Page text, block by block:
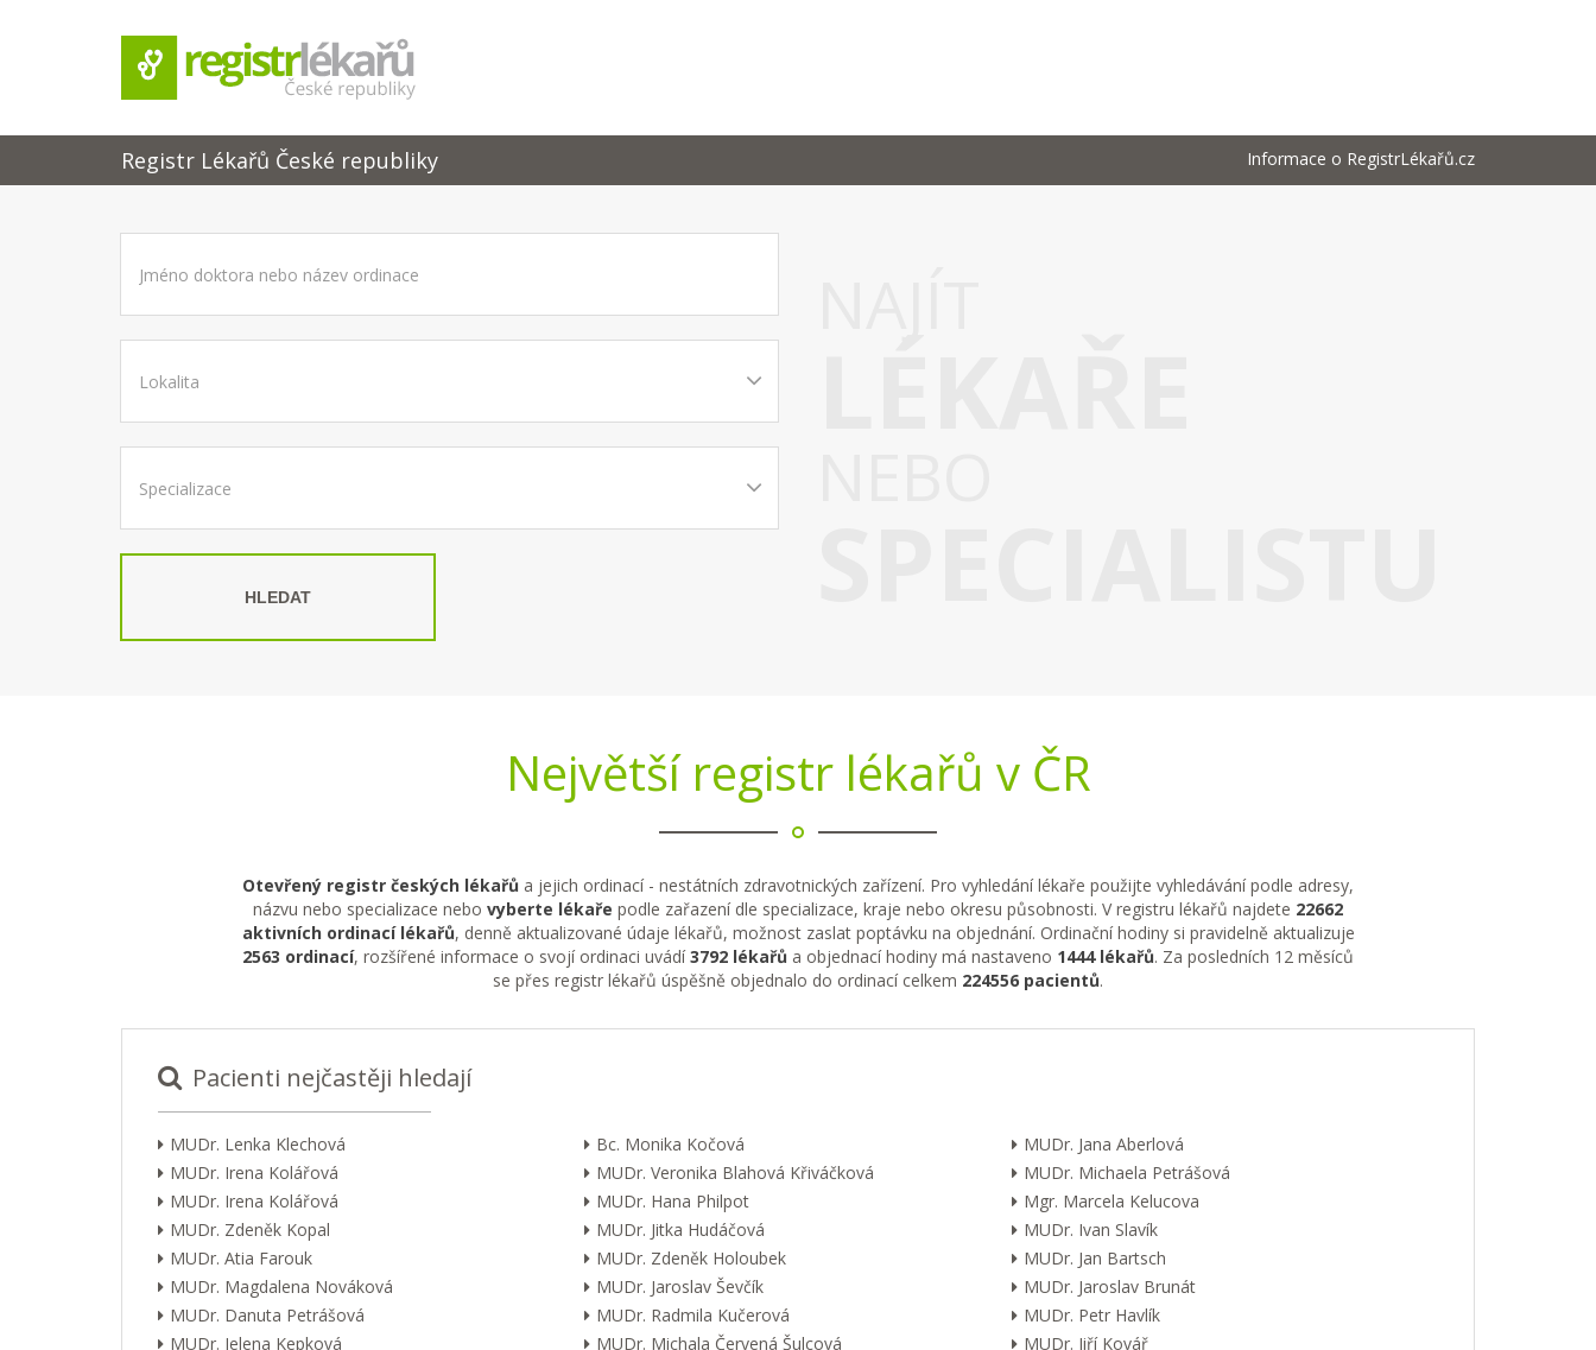
Registr Lékařů České republiky Informace o RegistrLékařů.cz
HLEDAT
Největší registr lékařů v ČR
Otevřený registr českých lékařů a jejich ordinací - nestátních zdravotnických zařízení. Pro vyhledání lékaře použijte vyhledávání podle adresy,
názvu nebo specializace nebo vyberte lékaře podle zařazení dle specializace, kraje nebo okresu působnosti. V registru lékařů najdete 22662
aktivních ordinací lékařů, denně aktualizované údaje lékařů, možnost zaslat poptávku na objednání. Ordinační hodiny si pravidelně aktualizuje
2563 ordinací, rozšířené informace o svojí ordinaci uvádí3792 lékařů a objednací hodiny má nastaveno 1444 lékařů. Za posledních 12 měsíců
se přes registr lékařů úspěšně objednalo do ordinací celkem 224556 pacientů.
Pacienti nejčastěji hledají
MUDr. Lenka Klechová Bc. Monika Kočová
MUDr. Jana Aberlová
MUDr. Irena Kolářová
MUDr. Veronika Blahová Křiváčková
MUDr. Michaela Petrášová
MUDr. Irena Kolářová
MUDr. Hana Philpot
Mgr. Marcela Kelucova
MUDr. Zdeněk Kopal
MUDr. Jitka Hudáčová
MUDr. Ivan Slavík
MUDr. Atia Farouk
MUDr. Zdeněk Holoubek
MUDr. Jan Bartsch
MUDr. Magdalena Nováková
MUDr. Jaroslav Ševčík
MUDr. Jaroslav Brunát
MUDr. Danuta Petrášová
MUDr. Radmila Kučerová
MUDr. Petr Havlík
MUDr. Jelena Kepková
MUDr. Michala Červená Šulcová
MUDr. Jiří Kovář